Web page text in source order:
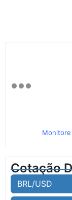
Cotação
BRL/USD